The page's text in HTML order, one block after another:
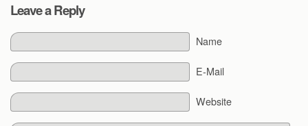
Leave a Reply
Name
E-Mail
Website